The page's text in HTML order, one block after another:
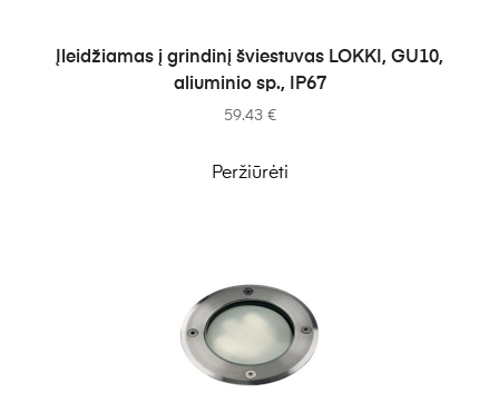
Į KREPŠELĮ
Įleidžiamas į grindinį šviestuvas LOKKI, GU10,
aliuminio sp., IP67
59.43 €
Peržiūrėti